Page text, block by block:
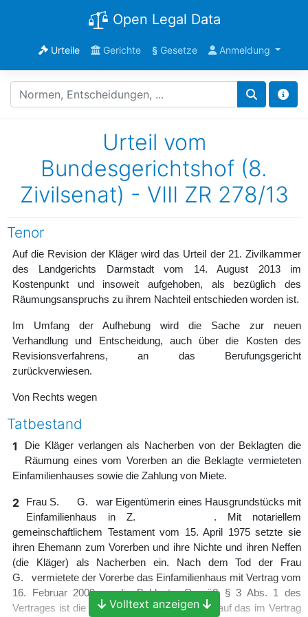
Open Legal Data
Urteile Gerichte §Gesetze Anmeldung
Urteil vom
Bundesgerichtshof (8.
Zivilsenat) - VIII ZR 278/13
Tenor
Auf die Revision der Kläger wird das Urteil der 21. Zivilkammer
des Landgerichts Darmstadt vom 14. August 2013 im
Kostenpunkt und insoweit aufgehoben, als bezüglich des
Räumungsanspruchs zu ihrem Nachteil entschieden worden ist.
Im Umfang der Aufhebung wird die Sache zur neuen
Verhandlung und Entscheidung, auch über die Kosten des
Revisionsverfahrens, an das Berufungsgericht
zurückverwiesen.
Von Rechts wegen
Tatbestand
1
Die Kläger verlangen als Nacherben von der Beklagten die
Räumung eines vom Vorerben an die Beklagte vermieteten
Einfamilienhauses sowie die Zahlung von Miete.
2
Frau S. G. war Eigentümerin eines Hausgrundstücks mit
Einfamilienhaus in Z. . Mit notariellem
gemeinschaftlichem Testament vom 15. April 1975 setzte sie
ihren Ehemann zum Vorerben und ihre Nichte und ihren Neffen
(die Kläger) als Nacherben ein. Nach dem Tod der Frau
G. vermietete der Vorerbe das Einfamilienhaus mit Vertrag vom
16. Februar 2009 an die Beklagte. Gemäß § 3 Abs. 1 des
Vertrages ist die monatliche Miete von 675 € auf das im Vertrag
Volltext anzeigen